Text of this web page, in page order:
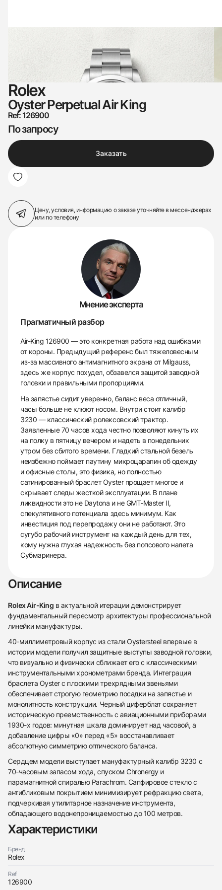
438
285
145
142
205
204
195
150
6
Rolex
Oyster Perpetual Air King
Ref: 126900
По запросу
Заказать
Цену, условия, информацию о заказеуточняйте в мессенджерах
или по телефону
Мнение эксперта
Прагматичный разбор
Air-King 126900 — это конкретная работа над ошибками
от короны. Предыдущий референс был тяжеловесным
из-за массивного антимагнитного экрана от Milgauss,
здесь же корпус похудел, обзавелся защитой заводной
головки и правильными пропорциями.
На запястье сидит уверенно, баланс веса отличный,
часы больше не клюют носом. Внутри стоит калибр
3230 — классический ролексовский трактор.
Заявленные 70 часов хода честно позволяют кинуть их
на полку в пятницу вечером и надеть в понедельник
утром без сбитого времени. Гладкий стальной безель
неизбежно поймает паутину микроцарапин об одежду
и офисные столы, это физика, но полностью
сатинированный браслет Oyster прощает многое и
скрывает следы жесткой эксплуатации. В плане
ликвидности это не Daytona и не GMT-Master II,
спекулятивного потенциала здесь минимум. Как
инвестиция под перепродажу они не работают. Это
сугубо рабочий инструмент на каждый день для тех,
кому нужна глухая надежность без попсового налета
Субмаринера.
Описание
Rolex Air-King в актуальной итерации демонстрирует
фундаментальный пересмотр архитектуры профессиональной
линейки мануфактуры.
40-миллиметровый корпус из стали Oystersteel впервые в
истории модели получил защитные выступы заводной головки,
что визуально и физически сближает его с классическими
инструментальными хронометрами бренда. Интеграция
браслета Oyster с плоскими трехрядными звеньями
обеспечивает строгую геометрию посадки на запястье и
монолитность конструкции. Черный циферблат сохраняет
историческую преемственность с авиационными приборами
1930-х годов: минутная шкала доминирует над часовой, а
добавление цифры «0» перед «5» восстанавливает
абсолютную симметрию оптического баланса.
Сердцем модели выступает мануфактурный калибр 3230 с
70-часовым запасом хода, спуском Chronergy и
парамагнитной спиралью Parachrom. Сапфировое стекло с
антибликовым покрытием минимизирует рефракцию света,
подчеркивая утилитарное назначение инструмента,
обладающего водонепроницаемостью до 100 метров.
Характеристики
Бренд
Rolex
Ref
126900